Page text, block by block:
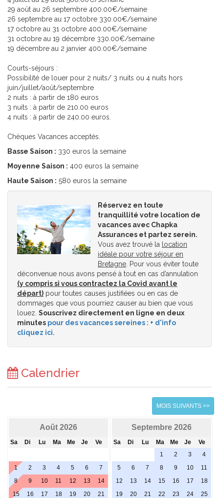
29 août au 26 septembre 400.00€/semaine
26 septembre au 17 octobre 330.00€/semaine
17 octobre au 31 octobre 400.00€/semaine
31 octobre au 19 décembre 330.00€/semaine
19 décembre au 2 janvier 400.00€/semaine
Courts-séjours :
Possibilité de louer pour 2 nuits/ 3 nuits ou 4 nuits hors
juin/juillet/août/septembre
2 nuits : à partir de 180 euros
3 nuits : à partir de 210.00 euros
4 nuits : à partir de 240.00 euros.
Chèques Vacances acceptés.
Basse Saison : 330 euros la semaine
Moyenne Saison : 400 euros la semaine
Haute Saison : 580 euros la semaine
Réservez en toute
tranquillité votre location de
vacances avec Chapka
Assurances et partez serein.
Vous avez trouvé la
location
idéale pour votre séjour en
Bretagne . Pour vous éviter toute
déconvenue nous avons pensé à tout en cas d’annulation
(y compris si vous contractez la Covid avant le
départ) pour toutes causes justifiées ou en cas de
dommages que vous pourriez causer au bien que vous
louez. Souscrivez directement en ligne en deux
minutes pour des vacances sereines : + d'info
cliquez ici.
Calendrier
MOIS SUIVANTS >>
Août 2026
Sa Di Lu Ma Me Je Ve
1 2 3 4 5 6
7
8
9 10 11 12 13
14
15
16 17 18 19 20
21
Septembre 2026
Sa Di Lu Ma Me Je
Ve
1
2 3
4
5
6 7 8 9 10
11
12
13 14 15 16 17
18
19
20 21 22 23 24
25